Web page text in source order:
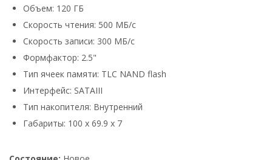
Объем: 120 ГБ
Скорость чтения: 500 МБ/с
Скорость записи: 300 МБ/с
Формфактор: 2.5"
Тип ячеек памяти: TLC NAND flash
Интерфейс: SATAIII
Тип накопителя: Внутренний
Габариты: 100 x 69.9 x 7